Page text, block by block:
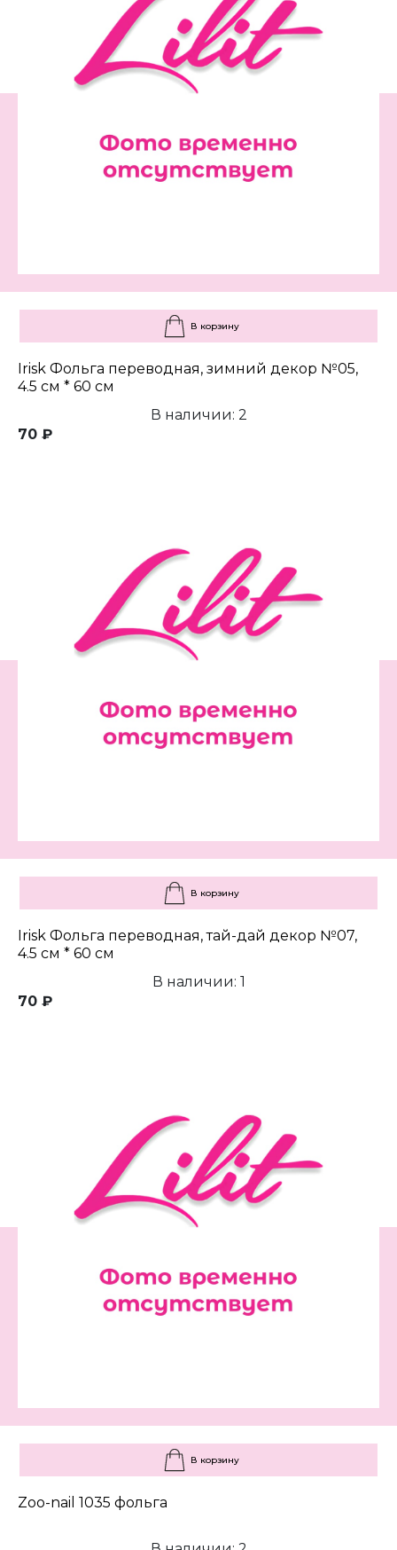
В корзину
Irisk Фольга переводная, зимний декор №05,
4.5 см * 60 см
В наличии: 2
70 ₽
В корзину
Irisk Фольга переводная, тай-дай декор №07,
4.5 см * 60 см
В наличии: 1
70 ₽
В корзину
Zoo-nail 1035 фольга